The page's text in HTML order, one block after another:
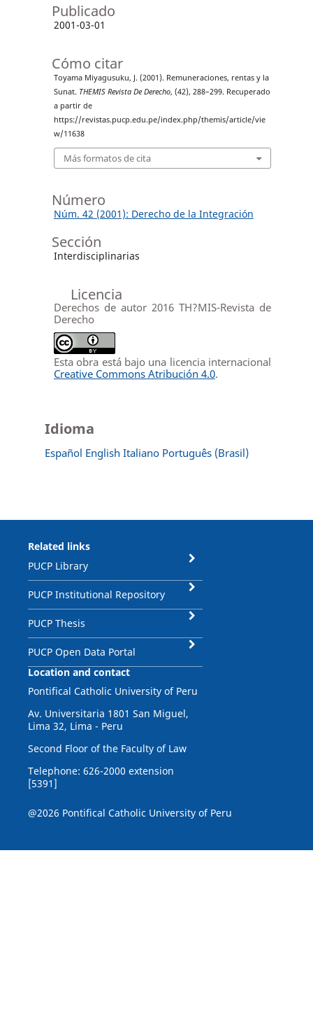
Publicado
2001-03-01
Cómo citar
Toyama Miyagusuku, J. (2001). Remuneraciones, rentas y la
Sunat. THEMIS Revista De Derecho, (42), 288–299. Recuperado
a partir de
https://revistas.pucp.edu.pe/index.php/themis/article/vie
w/11638
Más formatos de cita
Número
Núm. 42 (2001): Derecho de la Integración
Sección
Interdisciplinarias
Licencia
Derechos de autor 2016 TH?MIS-Revista de
Derecho
Esta obra está bajo una licencia internacional
Creative Commons Atribución 4.0.
Idioma
Español English Italiano Português (Brasil)
Related links
PUCP Library
PUCP Institutional Repository
PUCP Thesis
PUCP Open Data Portal
Location and contact
Pontifical Catholic University of Peru
Av. Universitaria 1801 San Miguel,
Lima 32, Lima - Peru
Second Floor of the Faculty of Law
Telephone: 626-2000 extension
[5391]
@2026 Pontifical Catholic University of Peru